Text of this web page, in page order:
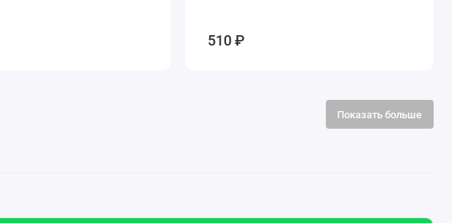
510 ₽
Показать больше